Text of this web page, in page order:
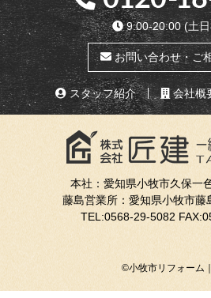
9:00-20:00(土
お問い合わせ・ご
スタッフ紹介 会社概
本社：愛知県小牧市久保一
藤島営業所：愛知県小牧市藤
TEL:0568-29-5082
©小牧市リフォーム